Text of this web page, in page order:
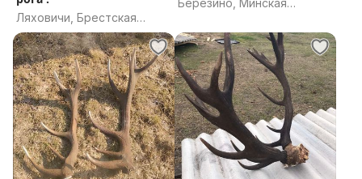
Ляховичи, Брестская
область
Березино, Минская